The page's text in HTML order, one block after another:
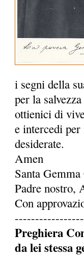
i segni della
per la
ottienici di
e intercedi
desiderate.
Amen
Santa
Padre nostro,
Con
Preghiera
da lei stessa